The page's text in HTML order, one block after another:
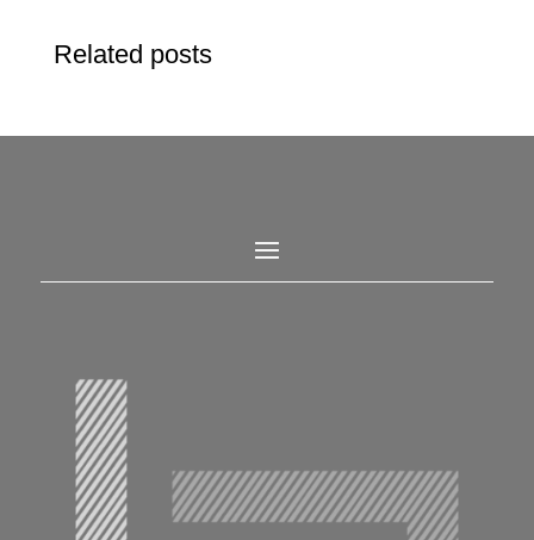
Related posts